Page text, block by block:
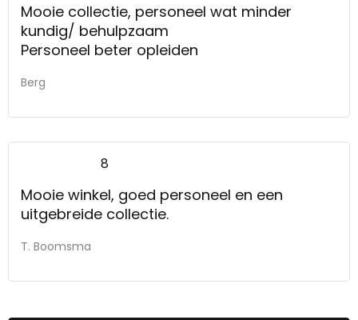
Mooie collectie, personeel wat minder
kundig/ behulpzaam
Personeel beter opleiden
Berg
8
Mooie winkel, goed personeel en een
uitgebreide collectie.
T. Boomsma